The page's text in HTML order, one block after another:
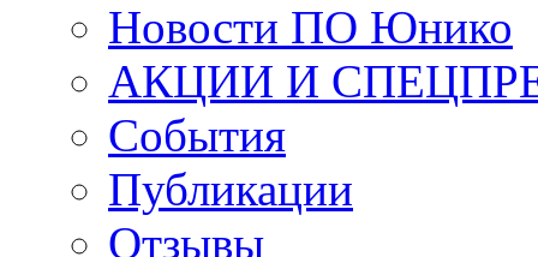
Новости ПО Юнико
АКЦИИ И
События
Публикации
Отзывы